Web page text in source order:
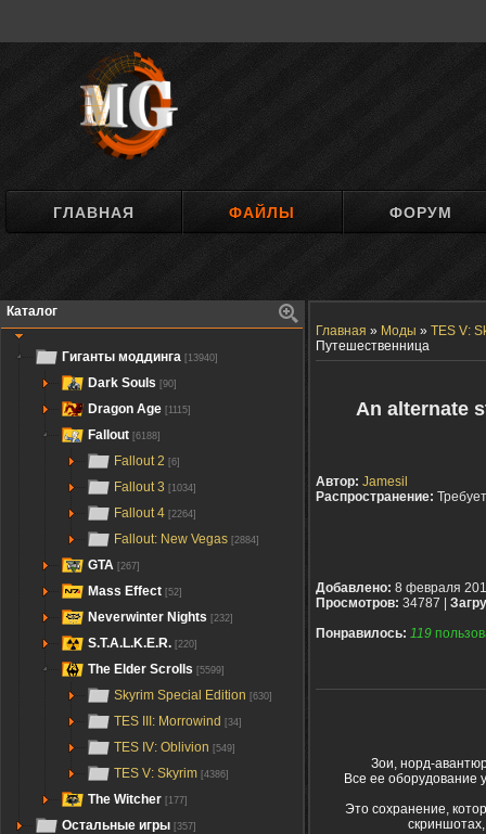
ГЛАВНАЯ ФАЙЛЫ ФОРУМ
Каталог
Гиганты моддинга [13940]
Dark Souls [90]
Dragon Age [1115]
Fallout [6188]
Fallout 2 [6]
Fallout 3 [1034]
Fallout 4 [2264]
Fallout: New Vegas [2884]
GTA [267]
Mass Effect [52]
Neverwinter Nights [232]
S.T.A.L.K.E.R. [220]
The Elder Scrolls [5599]
Skyrim Special Edition [630]
TES III: Morrowind [34]
TES IV: Oblivion [549]
TES V: Skyrim [4386]
The Witcher [177]
Остальные игры [357]
Главная » Моды » TES V:
Путешественница
An alternate
Автор: Jamesil
Распространение:
Добавлено: 8 февраля
Просмотров: 34787 |
Понравилось: 119
Зои, норд-
Все ее оборудование
Это сохранение,